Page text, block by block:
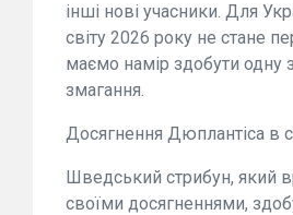
інші нові учасники. Для
світу 2026 року не стане
маємо намір здобути одну
змагання.
Досягнення Дюплантіса в
Шведський стрибун, який
своїми досягненнями,